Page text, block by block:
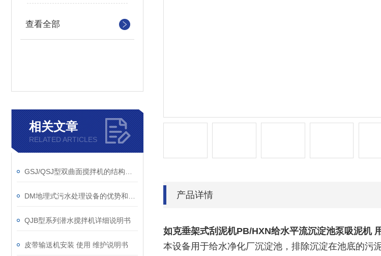
查看全部
相关文章
RELATED ARTICLES
QJB型系列潜水搅拌机详细说明书
皮带输送机安装 使用 维护说明书
产品详情
如克垂架式刮泥机PB/HXN给水平流沉淀池泵吸泥机
本设备用于给水净化厂沉淀池，排除沉淀在池底的污